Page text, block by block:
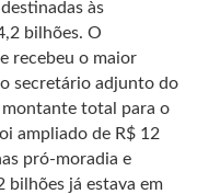
às
bilhões. O
recebeu o maior
secretário adjunto do
total para o
ampliado de R$ 12
pró-moradia e
bilhões já estava em